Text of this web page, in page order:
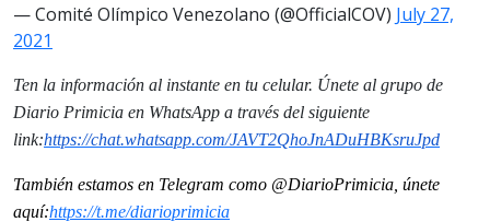
— Comité Olímpico Venezolano (@OfficialCOV) July 27,
2021
Ten la información al instante en tu celular. Únete al grupo de
Diario Primicia en WhatsApp a través del siguiente
link:https://chat.whatsapp.com/JAVT2QhoJnADuHBKsruJpd
También estamos en Telegram como @DiarioPrimicia, únete
aquí:https://t.me/diarioprimicia